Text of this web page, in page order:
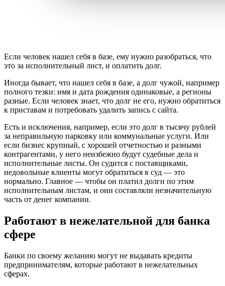
Если человек нашел себя в базе, ему нужно разобраться, что
это за исполнительный лист, и оплатить долг.
Иногда бывает, что нашел себя в базе, а долг чужой, например
полного тезки: имя и дата рождения одинаковые, а регионы
разные. Если человек знает, что долг не его, нужно обратиться
к приставам и потребовать удалить запись с сайта.
Есть и исключения, например, если это долг в тысячу рублей
за неправильную парковку или коммунальные услуги. Или
если бизнес крупный, с хорошей отчетностью и разными
контрагентами, у него неизбежно будут судебные дела и
исполнительные листы. Он судится с поставщиками,
недовольные клиенты могут обратиться в суд — это
нормально. Главное — чтобы он платил долги по этим
исполнительным листам, и они составляли незначительную
часть от денег компании.
Работают в нежелательной для банка
сфере
Банки по своему желанию могут не выдавать кредиты
предпринимателям, которые работают в нежелательных
сферах.